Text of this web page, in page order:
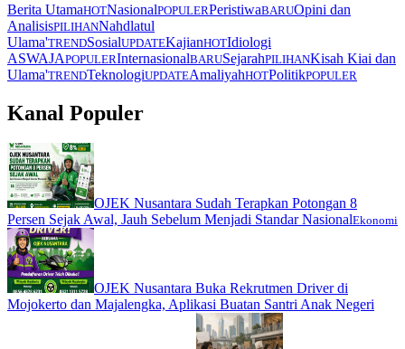
Berita UtamaHOTNasionalPOPULERPeristiwaBARUOpini dan
AnalisisPILIHANNahdlatul
Ulama'TRENDSosialUPDATEKajianHOTIdiologi
ASWAJAPOPULERInternasionalBARUSejarahPILIHANKisah Kiai dan
Ulama'TRENDTeknologiUPDATEAmaliyahHOTPolitikPOPULER
Kanal Populer
OJEK Nusantara Sudah Terapkan Potongan 8
Persen Sejak Awal, Jauh Sebelum Menjadi Standar NasionalEkonomi
OJEK Nusantara Buka Rekrutmen Driver di
Mojokerto dan Majalengka, Aplikasi Buatan Santri Anak Negeri